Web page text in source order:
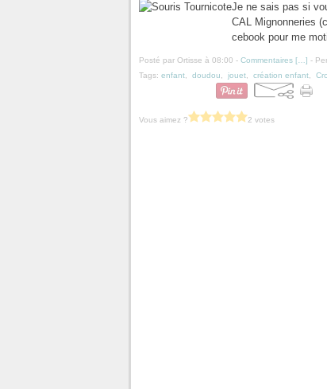
Je ne sais pas si
CAL Mignonneries
cebook pour me
Posté par Ortisse à 08:00 - Commentaires [ ] -
Tags: enfant doudou jouet création enfant
Vous aimez ? 2 votes